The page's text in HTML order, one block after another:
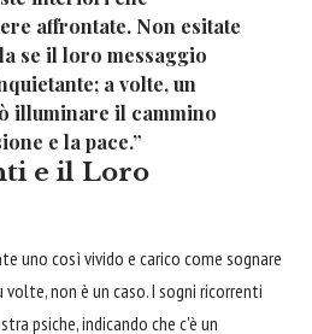
affrontate. Non esitate
se il loro messaggio
a volte, un
illuminare il cammino
e la pace.”
e il Loro
uno così vivido e carico come sognare
non è un caso. I sogni ricorrenti
psiche, indicando che c'è un